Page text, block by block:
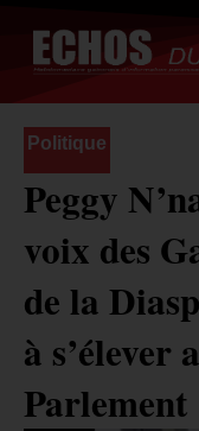
contenu
Politique
Peggy
voix des
de la
à s’élever
Parlement